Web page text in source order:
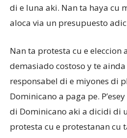
di e luna aki. Nan ta haya cu
aloca via un presupuesto
Nan ta protesta cu e eleccion
demasiado costoso y te
responsabel di e miyones di
Dominicano a paga pe.
di Dominicano aki a dicidi di
protesta cu e protestanan cu